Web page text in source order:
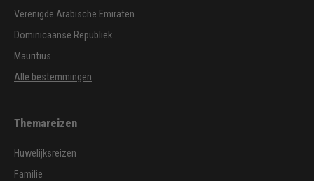
Verenigde Arabische Emiraten
Dominicaanse Republiek
Mauritius
Alle bestemmingen
Themareizen
Huwelijksreizen
Familie